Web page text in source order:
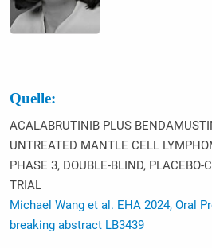
Quelle:
ACALABRUTINIB PLUS
UNTREATED MANTLE CELL
PHASE 3, DOUBLE-BLIND, PLACEBO-
TRIAL
Michael Wang et al. EHA 2024, Oral
breaking abstract LB3439